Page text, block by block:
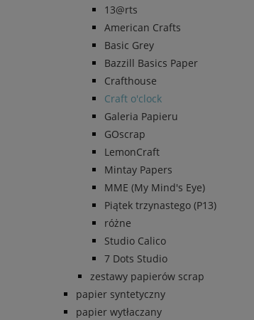
13@rts
American Crafts
Basic Grey
Bazzill Basics Paper
Crafthouse
Craft o'clock
Galeria Papieru
GOscrap
LemonCraft
Mintay Papers
MME (My Mind's Eye)
Piątek trzynastego (P13)
różne
Studio Calico
7 Dots Studio
zestawy papierów scrap
papier syntetyczny
papier wytłaczany